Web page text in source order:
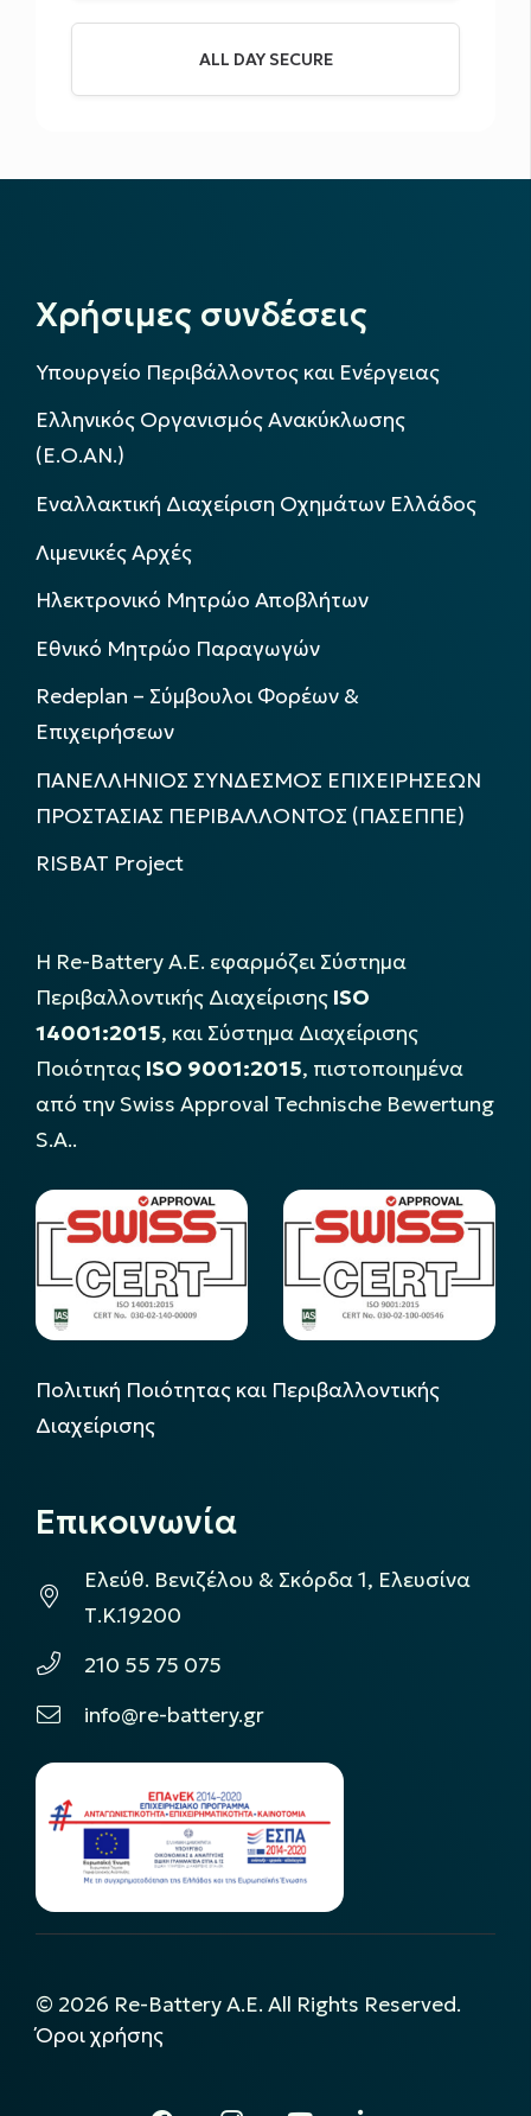
ALL DAY SECURE
Χρήσιμες συνδέσεις
Υπουργείο Περιβάλλοντος και Ενέργειας
Ελληνικός Οργανισμός Ανακύκλωσης
(Ε.Ο.ΑΝ.)
Εναλλακτική Διαχείριση Οχημάτων Ελλάδος
Λιμενικές Αρχές
Ηλεκτρονικό Μητρώο Αποβλήτων
Εθνικό Μητρώο Παραγωγών
Redeplan – Σύμβουλοι Φορέων &
Επιχειρήσεων
ΠΑΝΕΛΛΗΝΙΟΣ ΣΥΝΔΕΣΜΟΣ ΕΠΙΧΕΙΡΗΣΕΩΝ
ΠΡΟΣΤΑΣΙΑΣ ΠΕΡΙΒΑΛΛΟΝΤΟΣ (ΠΑΣΕΠΠΕ)
RISBAT Project
Η Re-Battery Α.Ε. εφαρμόζει Σύστημα
Περιβαλλοντικής Διαχείρισης ISO
14001:2015, και Σύστημα Διαχείρισης
Ποιότητας ISO 9001:2015, πιστοποιημένα
από την Swiss Approval Technische Bewertung
S.A..
Πολιτική Ποιότητας και Περιβαλλοντικής
Διαχείρισης
Επικοινωνία
Ελεύθ. Βενιζέλου & Σκόρδα 1, Ελευσίνα
Τ.Κ.19200
210 55 75 075
info@re-battery.gr
© 2026 Re-Battery A.E. All Rights Reserved.
Όροι χρήσης